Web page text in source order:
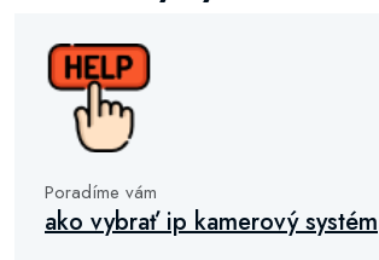
Poradíme vám
ako vybrať ip kamerový systém